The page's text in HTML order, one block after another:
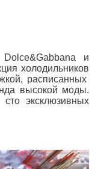
и
холодильников
расписанных
высокой моды.
сто эксклюзивных